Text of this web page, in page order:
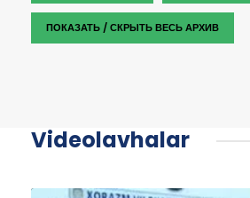
ПОКАЗАТЬ / СКРЫТЬ ВЕСЬ АРХИВ
Videolavhalar